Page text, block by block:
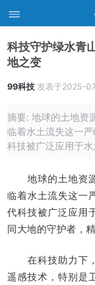
科技守护绿水青
地之变
99科技 发表于2025-
摘要: 地球的土地资
临着水土流失这一
科技被广泛应用于
地球的土地资源
临着水土流失这一
代科技被广泛应用
同大地的守护者，
在科技助力下，
遥感技术，特别是